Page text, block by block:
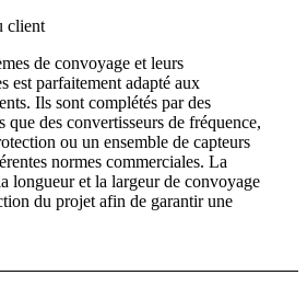
client
de convoyage et leurs
est parfaitement adapté aux
Ils sont complétés par des
que des convertisseurs de fréquence,
ou un ensemble de capteurs
normes commerciales. La
longueur et la largeur de convoyage
du projet afin de garantir une